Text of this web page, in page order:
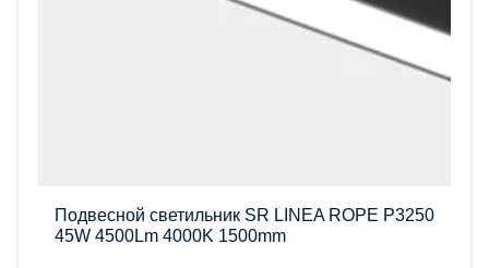
Подвесной светильник SR LINEA ROPE P3250
45W 4500Lm 4000K 1500mm